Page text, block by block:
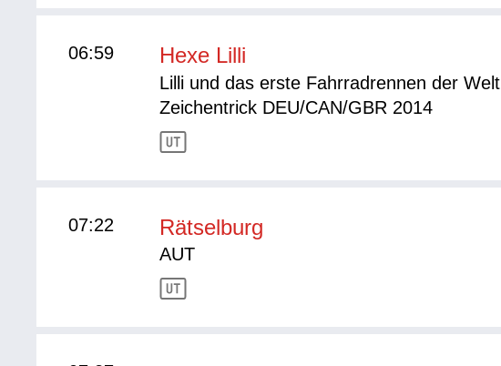
06:59 Hexe Lilli
Lilli und das erste Fahrradrennen der Welt
Zeichentrick DEU/CAN/GBR 2014
07:22 Rätselburg
AUT